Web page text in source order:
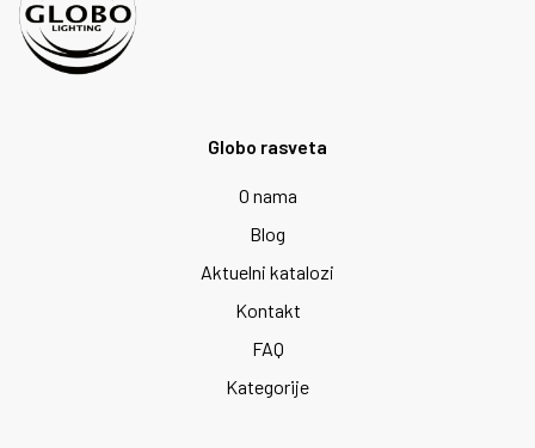
Globo rasveta
O nama
Blog
Aktuelni katalozi
Kontakt
FAQ
Kategorije